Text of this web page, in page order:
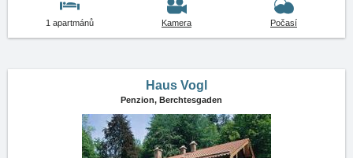
1 apartmánů Kamera Počasí
Haus Vogl
Penzion, Berchtesgaden